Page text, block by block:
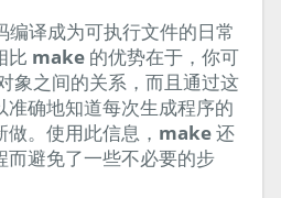
编译成为可执行文件的日常
比 make 的优势在于，你可
象之间的关系，而且通过这
确地知道每次生成程序的
。使用此信息， make还
而避免了一些不必要的步